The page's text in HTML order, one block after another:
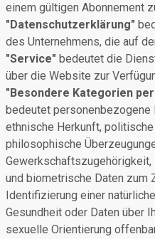
einem gültigen Abonnement
"Datenschutzerklärung"
des Unternehmens, die auf
"Service" bedeutet die
über die Website zur
"Besondere Kategorien
bedeutet
ethnische Herkunft,
philosophische
und biometrische Daten zum
Identifizierung einer
Gesundheit oder Daten über
sexuelle Orientierung